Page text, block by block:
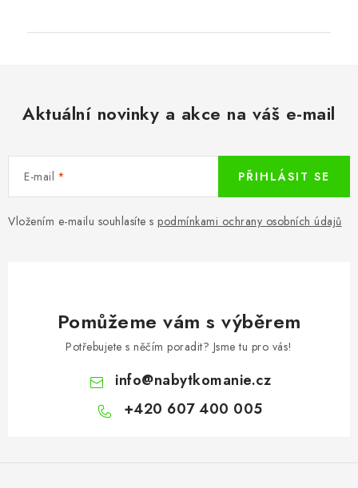
Aktuální novinky a akce na váš e-mail
E-mail
Vložením e-mailu souhlasíte s podmínkami ochrany osobních údajů
PŘIHLÁSIT SE
Pomůžeme vám s výběrem
Potřebujete s něčím poradit? Jsme tu pro vás!
info@nabytkomanie.cz
+420 607 400 005